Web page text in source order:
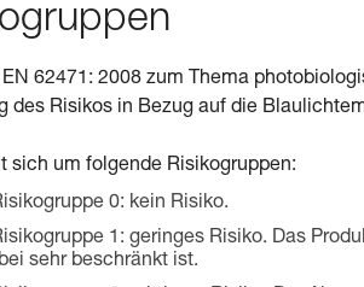
62471: 2008 zum Thema
des Risikos in Bezug auf die
sich um folgende Risikogruppen:
0: kein Risiko.
1: geringes Risiko. Das
sehr beschränkt ist.